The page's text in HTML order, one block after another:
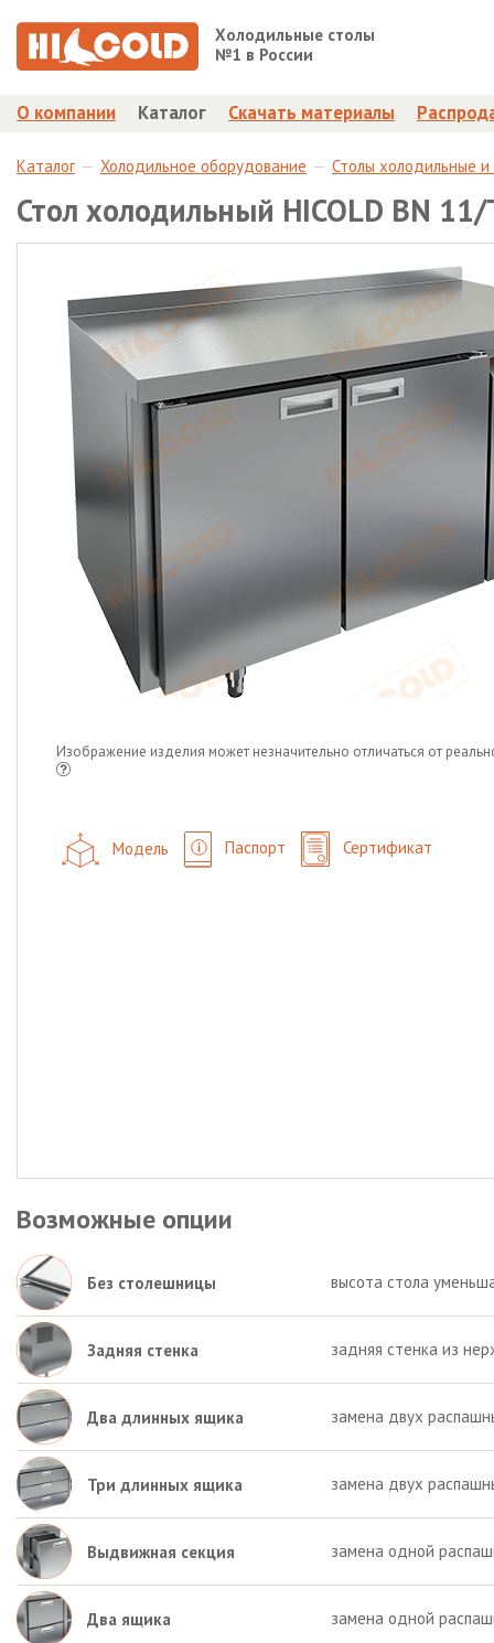
Холодильные столы
№1 в России
О компании Каталог Скачать материалы
Каталог Холодильное оборудование Столы холодильные
Стол холодильный HICOLD BN
Изображение изделия может незначительно отличаться от
Модель Паспорт Сертификат
Возможные опции
Без столешницы высота стола
Задняя стенка задняя стенка из
Два длинных ящика замена двух
Три длинных ящика замена двух
Выдвижная секция замена одной
Два ящика замена одной